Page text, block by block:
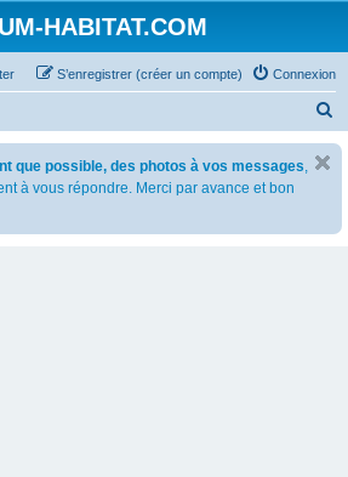
HABITAT.COM
Connexion
S’enregistrer (créer un compte)
e
que possible, des photos à vos messages,
à vous répondre. Merci par avance et bon